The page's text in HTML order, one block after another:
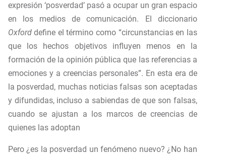
expresión ‘posverdad’ pasó a ocupar un gran espacio
en los medios de comunicación. El diccionario
Oxforddefine el término como “circunstancias en las
que los hechos objetivos influyen menos en la
formación de la opinión pública que las referencias a
emociones y a creencias personales”. En esta era de
la posverdad, muchas noticias falsas son aceptadas
y difundidas, incluso a sabiendas de que son falsas,
cuando se ajustan a los marcos de creencias de
quienes las adoptan
Pero ¿es la posverdad un fenómeno nuevo? ¿No han